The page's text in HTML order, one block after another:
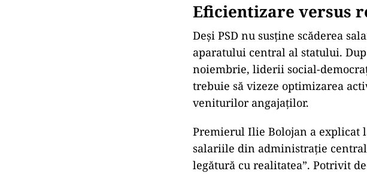
Eficientizare versus
Deși PSD nu susține scăderea
aparatului central al statului.
noiembrie, liderii social-
trebuie să vizeze optimizarea
veniturilor angajaților.
Premierul Ilie Bolojan a explicat
salariile din administrație
legătură cu realitatea”. Potrivit